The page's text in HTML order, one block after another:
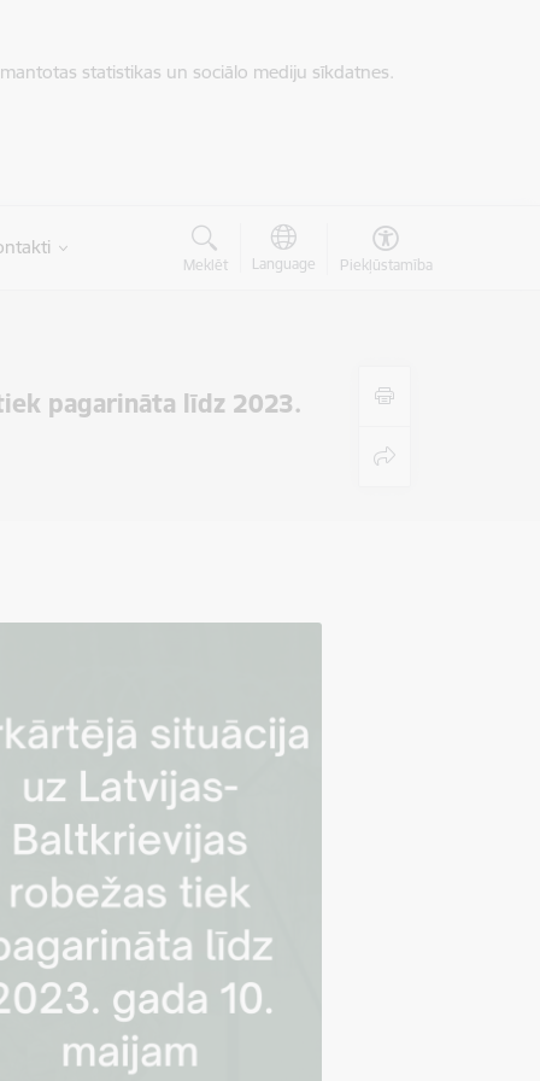
statistikas un sociālo mediju sīkdatnes.
Meklēt Language Piekļūstamība
pagarināta līdz 2023.